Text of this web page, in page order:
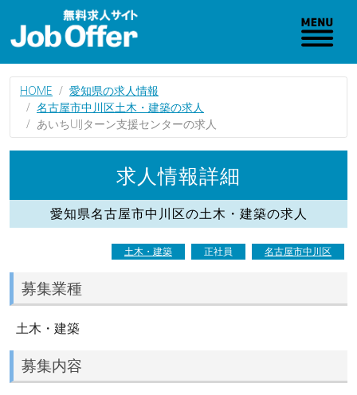
HOME
愛知県の求人情報
名古屋市中川区土木・建築の求人
あいちUIJターン支援センターの求人
求人情報詳細
愛知県名古屋市中川区の土木・建築の求人
土木・建築 正社員 名古屋市中川区
募集業種
土木・建築
募集内容